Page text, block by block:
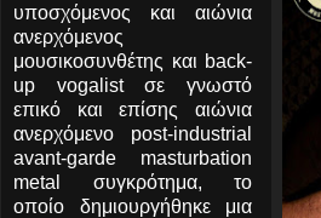
υποσχόμενος και αιώνια
ανερχόμενος
μουσικοσυνθέτης και back-
up vogalist σε γνωστό
επικό και επίσης αιώνια
ανερχόμενο post-industrial
avant-garde masturbation
metal συγκρότημα, το
οποίο δημιουργήθηκε μια